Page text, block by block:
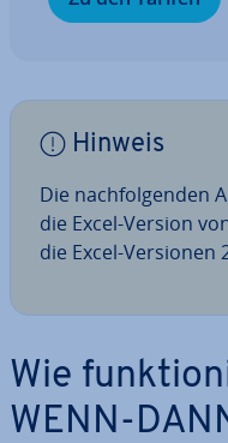
Hinweis
Die nach­fol­gen­den
die Excel-Version
die Excel-Versionen
Wie
WENN-